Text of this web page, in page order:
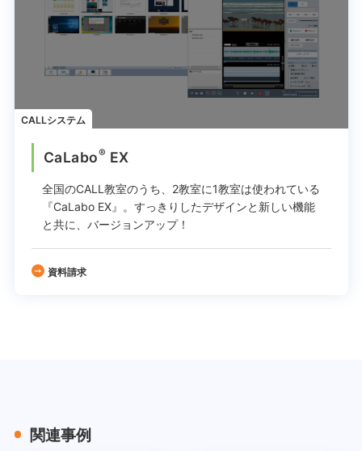
CALLシステム
CaLabo® EX
全国のCALL教室のうち、2教室に1教室は使われている
『CaLabo EX』。 すっきりしたデザインと新しい機能
と共に、バージョンアップ！
資料請求
関連事例